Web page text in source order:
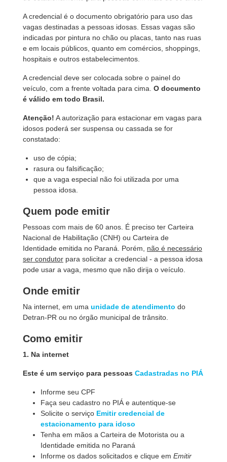
A credencial é o documento obrigatório para uso das
vagas destinadas a pessoas idosas. Essas vagas são
indicadas por pintura no chão ou placas, tanto nas ruas
e em locais públicos, quanto em comércios, shoppings,
hospitais e outros estabelecimentos.
A credencial deve ser colocada sobre o painel do
veículo, com a frente voltada para cima. O documento
é válido em todo Brasil.
Atenção! A autorização para estacionar em vagas para
idosos poderá ser suspensa ou cassada se for
constatado:
uso de cópia;
rasura ou falsificação;
que a vaga especial não foi utilizada por uma
pessoa idosa.
Quem pode emitir
Pessoas com mais de 60 anos. É preciso ter Carteira
Nacional de Habilitação (CNH) ou Carteira de
Identidade emitida no Paraná. Porém, não é necessário
ser condutor para solicitar a credencial - a pessoa idosa
pode usar a vaga, mesmo que não dirija o veículo.
Onde emitir
Na internet, em uma unidade de atendimento do
Detran-PR ou no órgão municipal de trânsito.
Como emitir
1. Na internet
Este é um serviço para pessoas Cadastradas no PIÁ
Informe seu CPF
Faça seu cadastro no PIÁ e autentique-se
Solicite o serviço Emitir credencial de
estacionamento para idoso
Tenha em mãos a Carteira de Motorista ou a
Identidade emitida no Paraná
Informe os dados solicitados e clique em Emitir